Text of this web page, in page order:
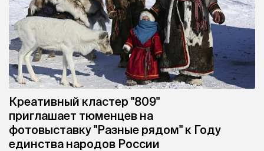
Креативный кластер "809"
приглашает тюменцев на
фотовыставку "Разные рядом" к Году
единства народов России